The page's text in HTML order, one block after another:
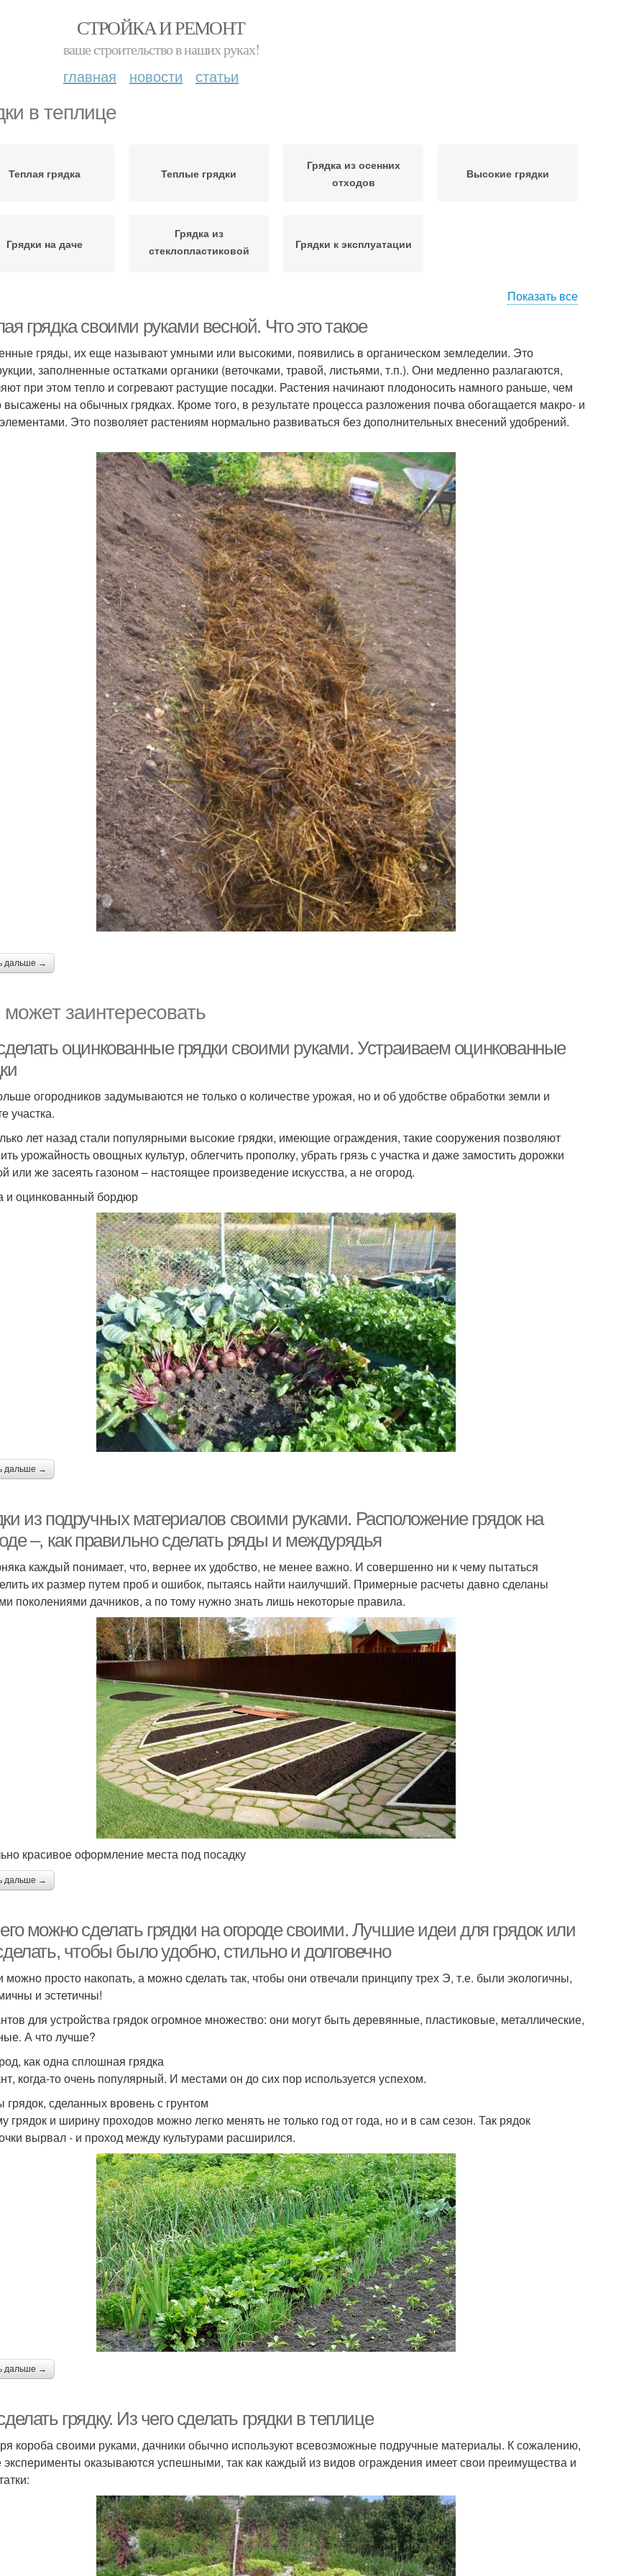
СТРОЙКА И РЕМОНТ
ваше строительство в наших руках!
главная новости статьи
в теплице
Теплая грядка Теплые грядки
Грядка из осенних
отходов
Высокие грядки
Грядки на даче
Грядка из
стеклопластиковой
Грядки к эксплуатации
Показать все
грядка своими руками весной. Что это такое
гряды, их еще называют умными или высокими, появились в органическом земледелии. Это
заполненные остатками органики (веточками, травой, листьями, т.п.). Они медленно разлагаются,
при этом тепло и согревают растущие посадки. Растения начинают плодоносить намного раньше, чем
высажены на обычных грядках. Кроме того, в результате процесса разложения почва обогащается макро- и
Это позволяет растениям нормально развиваться без дополнительных внесений удобрений.
дальше →
заинтересовать
оцинкованные грядки своими руками. Устраиваем оцинкованные
огородников задумываются не только о количестве урожая, но и об удобстве обработки земли и
участка.
лет назад стали популярными высокие грядки, имеющие ограждения, такие сооружения позволяют
урожайность овощных культур, облегчить прополку, убрать грязь с участка и даже замостить дорожки
или же засеять газоном – настоящее произведение искусства, а не огород.
и оцинкованный бордюр
дальше →
из подручных материалов своими руками. Расположение грядок на
–, как правильно сделать ряды и междурядья
каждый понимает, что, вернее их удобство, не менее важно. И совершенно ни к чему пытаться
их размер путем проб и ошибок, пытаясь найти наилучший. Примерные расчеты давно сделаны
поколениями дачников, а по тому нужно знать лишь некоторые правила.
красивое оформление места под посадку
дальше →
можно сделать грядки на огороде своими. Лучшие идеи для грядок или
чтобы было удобно, стильно и долговечно
можно просто накопать, а можно сделать так, чтобы они отвечали принципу трех Э, т.е. были экологичны,
и эстетичны!
для устройства грядок огромное множество: они могут быть деревянные, пластиковые, металлические,
А что лучше?
как одна сплошная грядка
когда-то очень популярный. И местами он до сих пор используется успехом.
сделанных вровень с грунтом
грядок и ширину проходов можно легко менять не только год от года, но и в сам сезон. Так рядок
вырвал - и проход между культурами расширился.
дальше →
грядку. Из чего сделать грядки в теплице
короба своими руками, дачники обычно используют всевозможные подручные материалы. К сожалению,
эксперименты оказываются успешными, так как каждый из видов ограждения имеет свои преимущества и